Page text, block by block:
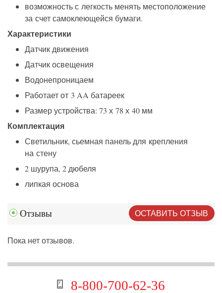
возможность с легкость менять местоположение
за счет самоклеющейся бумаги.
Характеристики
Датчик движения
Датчик освещения
Водонепроницаем
Работает от 3 AA батареек
Размер устройства: 73 х 78 х 40 мм
Комплектация
Светильник, сьемная панель для крепления
на стену
2 шурупа, 2 дюбеля
липкая основа
Отзывы ОСТАВИТЬ ОТЗЫВ
Пока нет отзывов.
8-800-700-62-36